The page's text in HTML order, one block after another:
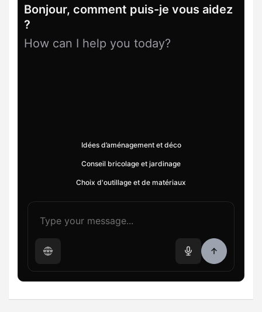
Bonjour, comment puis-je vous aidez
?
How can I help you today?
Idées d’aménagement et déco
Conseil bricolage et jardinage
Choix d'outillage et de matériaux